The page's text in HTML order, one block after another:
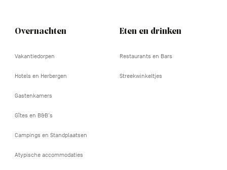
Overnachten
Vakantiedorpen
Hotels en Herbergen
Gastenkamers
Gîtes en B&B's
Campings en Standplaatsen
Atypische accommodaties
Eten en drinken
Restaurants en Bars
Streekwinkeltjes